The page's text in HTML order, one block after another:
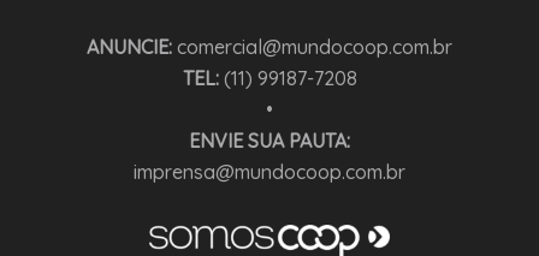
ANUNCIE: comercial@mundocoop.com.br
TEL:(11) 99187-7208
•
ENVIE SUA PAUTA:
imprensa@mundocoop.com.br